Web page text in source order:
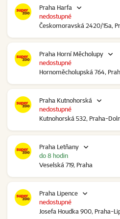
Praha Harfa
Českomoravská 2420/15a,
nedostupné
Praha Horní Měcholupy
Hornoměcholupská 764,
nedostupné
Praha Kutnohorská
Kutnohorská 532, Praha-
nedostupné
Praha Letňany
Veselská 719, Praha
do 8 hodin
Praha Lipence
Josefa Houdka 900, Praha-
nedostupné